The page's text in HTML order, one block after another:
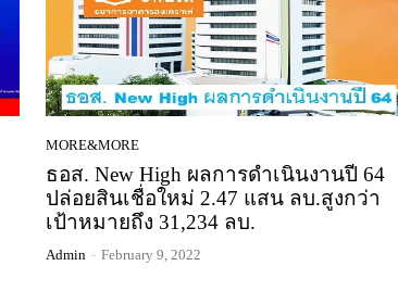
MORE&MORE
ธอส. New High ผลการดำเนินงานปี 64
ปล่อยสินเชื่อใหม่ 2.47 แสน ลบ.สูงกว่า
เป้าหมายถึง 31,234 ลบ.
Admin - February 9, 2022